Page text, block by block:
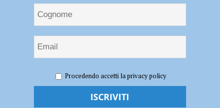
ritorno alla vittoria per la capolista Monticelli C.M.V.
Volley D femminile, pronto ritorno alla
Procedendo accetti la privacy policy